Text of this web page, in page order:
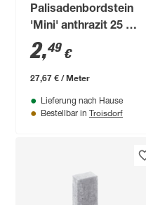
Palisadenbordstein
'Mini' anthrazit 25 x
9,1 x 6 cm
2,49 €
27,67 € / Meter
Lieferung nach Hause
Bestellbar in Troisdorf